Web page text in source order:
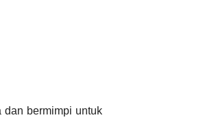
dan bermimpi untuk